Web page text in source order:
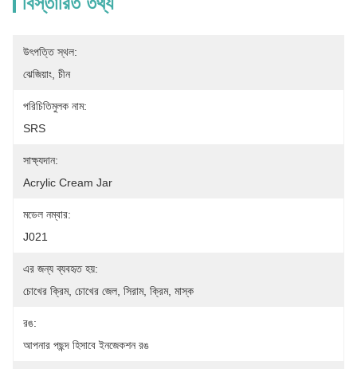
উৎপত্তি স্থল:
ঝেজিয়াং, চীন
পরিচিতিমুলক নাম:
SRS
সাক্ষ্যদান:
Acrylic Cream Jar
মডেল নম্বার:
J021
এর জন্য ব্যবহৃত হয়:
চোখের ক্রিম, চোখের জেল, সিরাম, ক্রিম, মাস্ক
রঙ:
আপনার পছন্দ হিসাবে ইনজেকশন রঙ